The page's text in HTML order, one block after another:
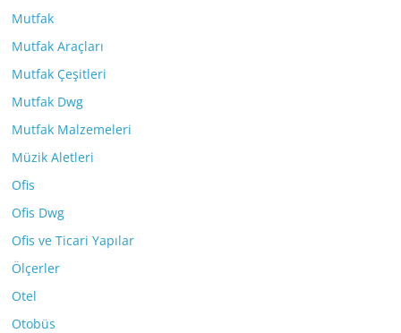
Mutfak
Mutfak Araçları
Mutfak Çeşitleri
Mutfak Dwg
Mutfak Malzemeleri
Müzik Aletleri
Ofis
Ofis Dwg
Ofis ve Ticari Yapılar
Ölçerler
Otel
Otobüs